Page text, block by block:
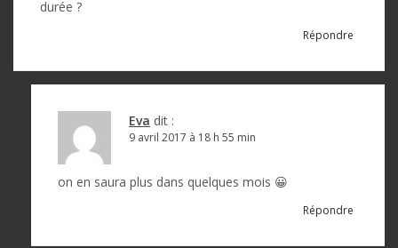
durée ?
Répondre
Eva dit :
9 avril 2017 à 18 h 55 min
on en saura plus dans quelques mois 😀
Répondre